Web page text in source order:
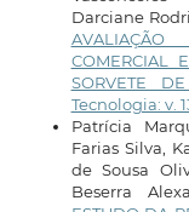
Darciane
AVALIAÇÃO
COMERCIAL
SORVETE
Tecnologia: v.
Patrícia
Farias Silva,
de Sousa
Beserra